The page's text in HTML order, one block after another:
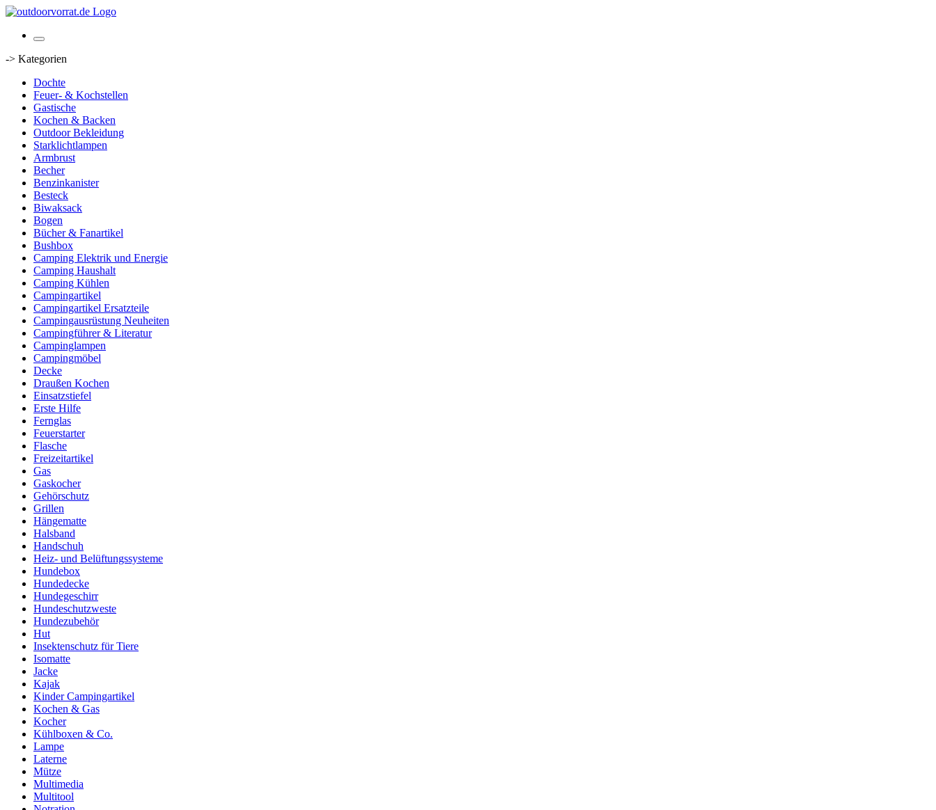
-> Kategorien
Dochte
Feuer- & Kochstellen
Gastische
Kochen & Backen
Outdoor Bekleidung
Starklichtlampen
Armbrust
Becher
Benzinkanister
Besteck
Biwaksack
Bogen
Bücher & Fanartikel
Bushbox
Camping Elektrik und Energie
Camping Haushalt
Camping Kühlen
Campingartikel
Campingartikel Ersatzteile
Campingausrüstung Neuheiten
Campingführer & Literatur
Campinglampen
Campingmöbel
Decke
Draußen Kochen
Einsatzstiefel
Erste Hilfe
Fernglas
Feuerstarter
Flasche
Freizeitartikel
Gas
Gaskocher
Gehörschutz
Grillen
Hängematte
Halsband
Handschuh
Heiz- und Belüftungssysteme
Hundebox
Hundedecke
Hundegeschirr
Hundeschutzweste
Hundezubehör
Hut
Insektenschutz für Tiere
Isomatte
Jacke
Kajak
Kinder Campingartikel
Kochen & Gas
Kocher
Kühlboxen & Co.
Lampe
Laterne
Mütze
Multimedia
Multitool